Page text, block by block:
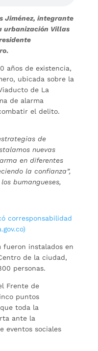
Jiménez, integrante
urbanización Villas
.
años de existencia,
ubicada sobre la
de La
de alarma
el delito.
de
nuevas
en diferentes
la confianza”,
bumangueses,
corresponsabilidad
fueron instalados en
de la ciudad,
personas.
Frente de
puntos
toda la
ante la
eventos sociales